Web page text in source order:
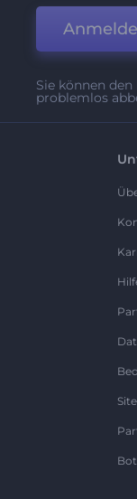
Sie können
problemlos